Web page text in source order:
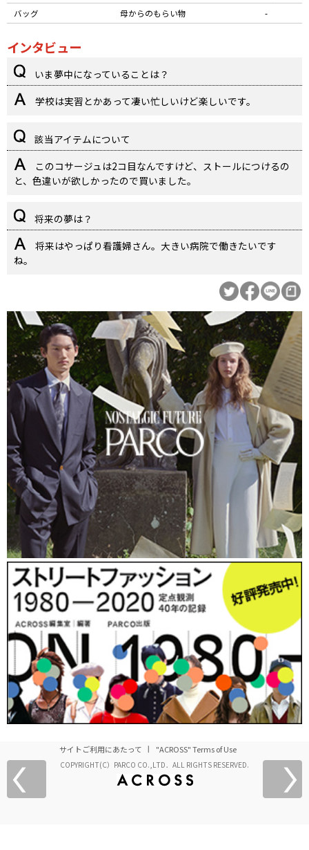
バッグ
母からのもらい物 -
インタビュー
いま夢中になっていることは？
学校は実習とかあって凄い忙しいけど楽しいです。
該当アイテムについて
このコサージュは2コ目なんですけど、ストールにつけるの
と、色違いが欲しかったので買いました。
将来の夢は？
将来はやっぱり看護婦さん。大きい病院で働きたいです
ね。
サイトご利用にあたって "ACROSS" Terms of Use
COPYRIGHT(C）PARCO CO.,LTD．ALL RIGHTS RESERVED.